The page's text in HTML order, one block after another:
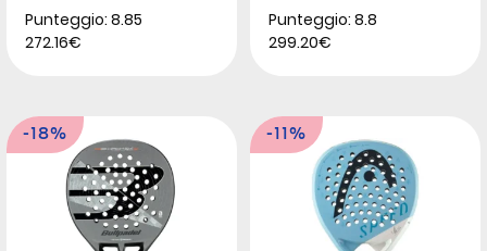
Punteggio: 8.85
272.16€
Punteggio: 8.8
299.20€
-18% -11%